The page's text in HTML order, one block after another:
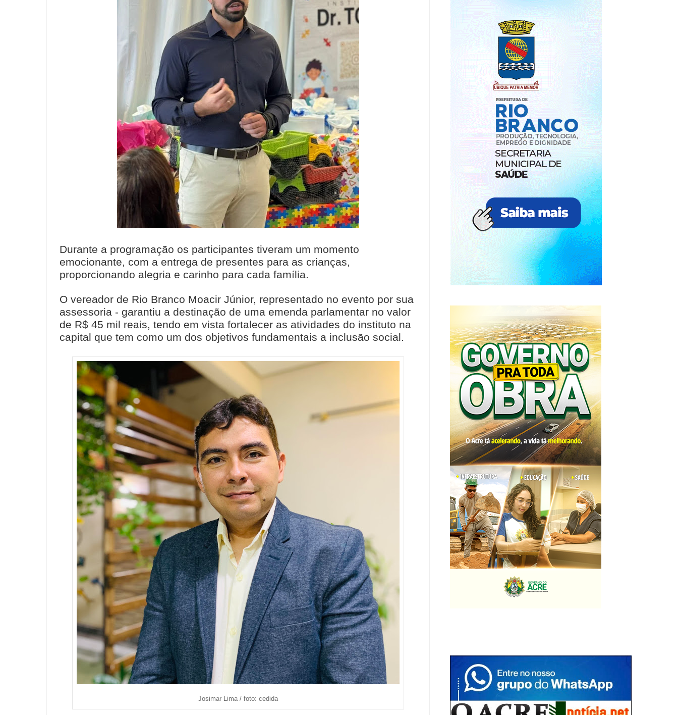
Durante a programação os participantes tiveram um momento
emocionante, com a entrega de presentes para as crianças,
proporcionando alegria e carinho para cada família.
O vereador de Rio Branco Moacir Júnior, representado no evento por sua
assessoria - garantiu a destinação de uma emenda parlamentar no valor
de R$ 45 mil reais, tendo em vista fortalecer as atividades do instituto na
capital que tem como um dos objetivos fundamentais a inclusão social.
Josimar Lima / foto: cedida